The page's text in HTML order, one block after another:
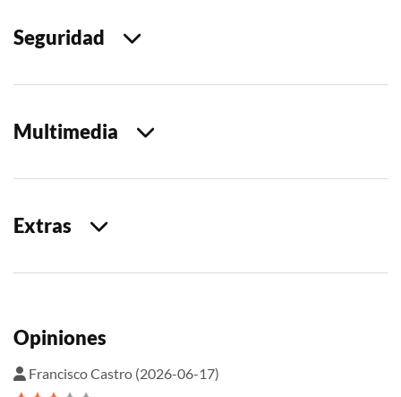
Seguridad
Multimedia
Extras
Opiniones
Francisco Castro (2026-06-17)